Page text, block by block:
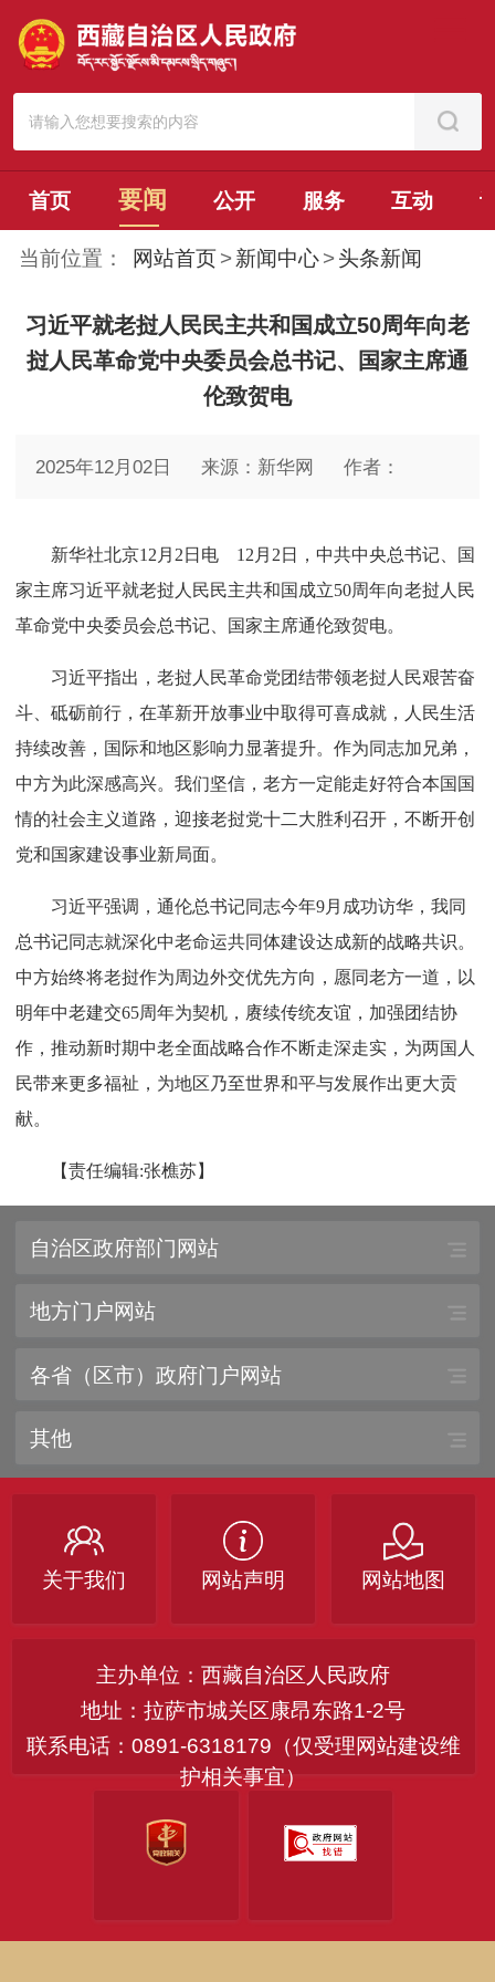
首页 要闻 公开 服务 互动
当前位置： 网站首页 > 新闻中心 > 头条新闻
习近平就老挝人民民主共和国成立50周年向老
挝人民革命党中央委员会总书记、国家主席通
伦致贺电
2025年12月02日 来源：新华网 作者：
新华社北京12月2日电 12月2日，中共中央总书记、国
家主席习近平就老挝人民民主共和国成立50周年向老挝人民
革命党中央委员会总书记、国家主席通伦致贺电。
习近平指出，老挝人民革命党团结带领老挝人民艰苦奋
斗、砥砺前行，在革新开放事业中取得可喜成就，人民生活
持续改善，国际和地区影响力显著提升。作为同志加兄弟，
中方为此深感高兴。我们坚信，老方一定能走好符合本国国
情的社会主义道路，迎接老挝党十二大胜利召开，不断开创
党和国家建设事业新局面。
习近平强调，通伦总书记同志今年9月成功访华，我同
总书记同志就深化中老命运共同体建设达成新的战略共识。
中方始终将老挝作为周边外交优先方向，愿同老方一道，以
明年中老建交65周年为契机，赓续传统友谊，加强团结协
作，推动新时期中老全面战略合作不断走深走实，为两国人
民带来更多福祉，为地区乃至世界和平与发展作出更大贡
献。
【责任编辑:张樵苏】
自治区政府部门网站
地方门户网站
各省（区市）政府门户网站
其他
关于我们 网站声明 网站地图
主办单位：西藏自治区人民政府
地址：拉萨市城关区康昂东路1-2号
联系电话：0891-6318179（仅受理网站建设维
护相关事宜）